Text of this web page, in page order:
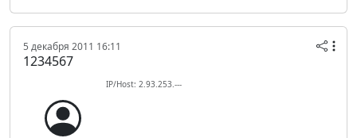
5 декабря 2011 16:11
1234567
IP/Host: 2.93.253.---